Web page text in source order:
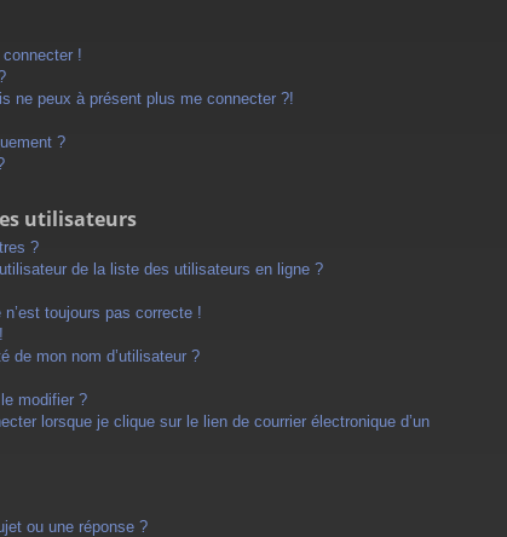
!
ne peux à présent plus me connecter ?!
?
utilisateurs
?
de la liste des utilisateurs en ligne ?
n’est toujours pas correcte !
de mon nom d’utilisateur ?
modifier ?
lorsque je clique sur le lien de courrier électronique d’un
ou une réponse ?